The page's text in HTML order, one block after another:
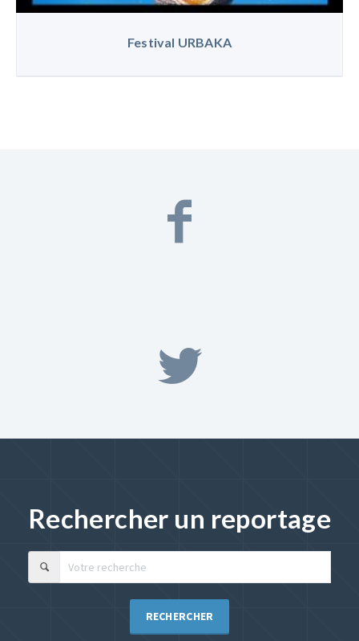
Festival URBAKA
Rechercher un reportage
RECHERCHER